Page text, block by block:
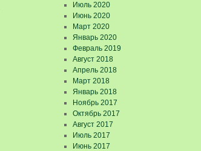
Июль 2020
Июнь 2020
Март 2020
Январь 2020
Февраль 2019
Август 2018
Апрель 2018
Март 2018
Январь 2018
Ноябрь 2017
Октябрь 2017
Август 2017
Июль 2017
Июнь 2017